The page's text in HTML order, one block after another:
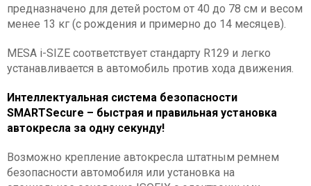
предназначено для детей ростом от 40 до 78 см и весом
менее 13 кг (с рождения и примерно до 14 месяцев).
MESA i-SIZE соответствует стандарту R129 и легко
устанавливается в автомобиль против хода движения.
Интеллектуальная система безопасности
SMARTSecure – быстрая и правильная установка
автокресла за одну секунду!
Возможно крепление автокресла штатным ремнем
безопасности автомобиля или установка на